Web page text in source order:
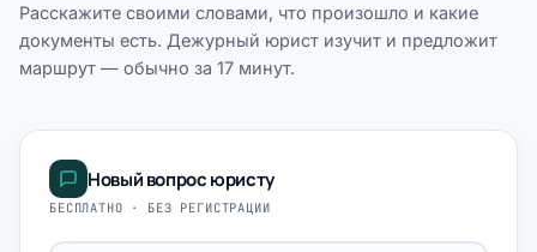
Расскажите своими словами, что произошло и какие
документы есть. Дежурный юрист изучит и предложит
маршрут — обычно за 17 минут.
Новый вопрос юристу
БЕСПЛАТНО · БЕЗ РЕГИСТРАЦИИ